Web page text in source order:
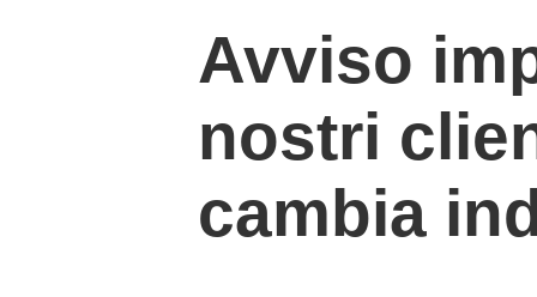
Avviso
nostri
cambia